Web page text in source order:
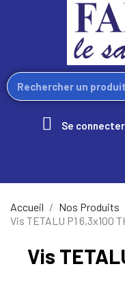
Se connecter
Accueil Nos Produits
Vis TETALU P1 6,3x100
Vis